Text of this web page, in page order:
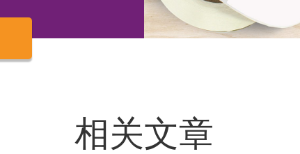
相关文章